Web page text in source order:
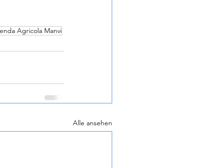
Agricola Manvi
Alle ansehen